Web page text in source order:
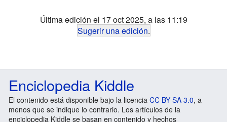
Última edición el 17 oct 2025, a las 11:19
Sugerir una edición.
Enciclopedia Kiddle
El contenido está disponible bajo la licencia CC BY-SA 3.0, a
menos que se indique lo contrario. Los artículos de la
enciclopedia Kiddle se basan en contenido y hechos